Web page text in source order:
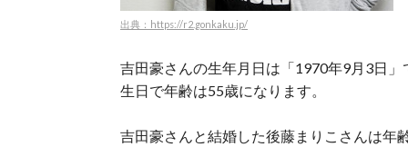
出典：https://r2.gonkaku.jp/
吉田豪さんの生年月日は「1970年9月3日
生日で年齢は55歳になります。
吉田豪さんと結婚した後藤まりこさんは年